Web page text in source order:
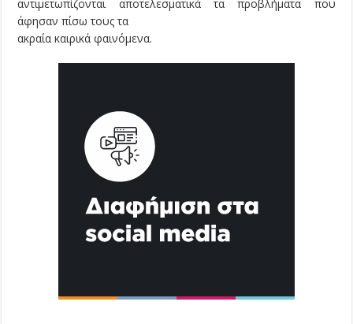
αντιμετωπίζονται αποτελεσματικά τα προβλήματα που
άφησαν πίσω τους τα
ακραία καιρικά φαινόμενα.